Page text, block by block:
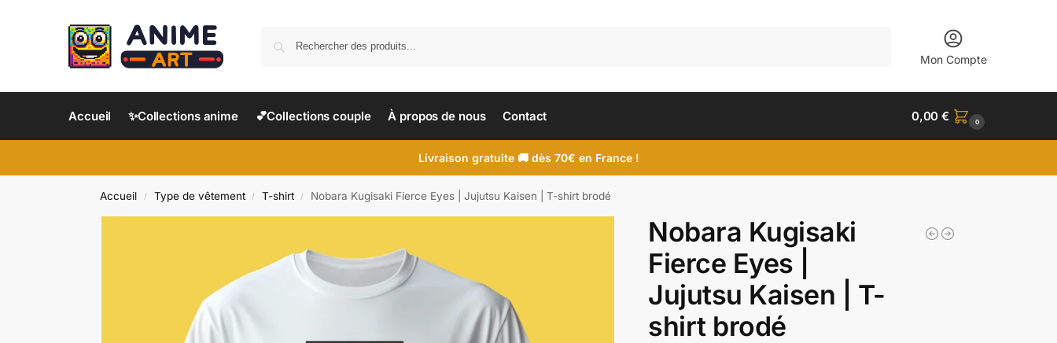
Mon Compte
Accueil ✨Collections anime 💕Collections couple À propos de nous Contact 0,00€ 0
Livraison gratuite 🚚 dès 70€ en France !
Accueil / Type de vêtement / T-shirt / Nobara Kugisaki Fierce Eyes | Jujutsu Kaisen | T-shirt brodé
Nobara Kugisaki
Fierce Eyes |
Jujutsu Kaisen | T-
shirt brodé